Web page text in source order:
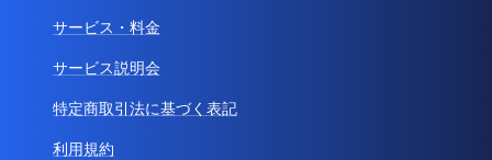
サービス・料金
サービス説明会
特定商取引法に基づく表記
利用規約